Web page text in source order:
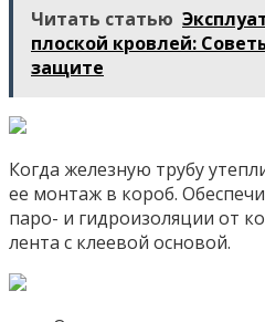
Читать статью
плоской кровлей:
защите
Когда железную трубу
ее монтаж в короб.
паро- и гидроизоляции от
лента с клеевой основой.